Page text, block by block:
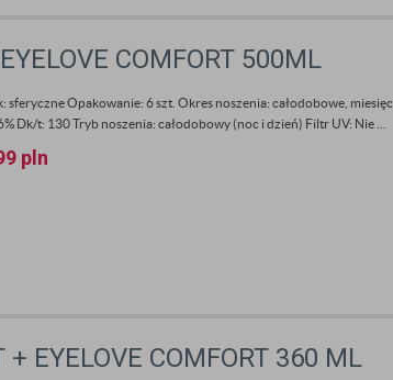
COMFORT 500ML
Opakowanie: 6 szt. Okres noszenia: całodobowe,
Dk/t: 130 Tryb noszenia: całodobowy (noc i dzień) Filtr UV: Nie ...
pln
EYELOVE COMFORT 360 ML